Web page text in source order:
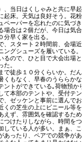
、当日はくしゃみと共に早
起床。天気は良好そう。花
ペーパーを忘れたのに気づき
場合は２個だが、今日は気
早く家を出る。
、スタート２時間前、会場
ングシューズを履いている
るので、ひと目で大会出場
。
で徒歩１０分くらいか。だ
くもなく、早春のうららかな
ントができている｡荷物預か
て本部のテントや、受付テン
、ゼッケンと事前に選んで
くの芝生の上にビニール等
えず、雰囲気を確認するた
けたりしながら、時間をつ
している人が多い。まぁ、
あったり、ペアでの競争が